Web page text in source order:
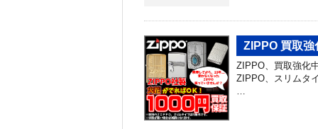
ZIPPO 買取強
ZIPPO、買取強化
ZIPPO、スリムタ
…